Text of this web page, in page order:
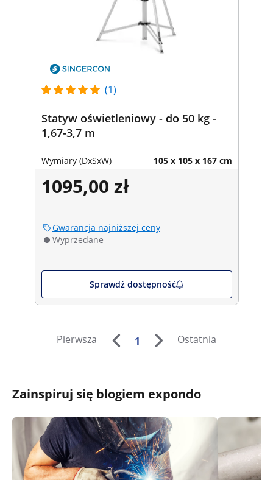
(1)
Statyw oświetleniowy - do 50 kg -
1,67-3,7 m
Wymiary (DxSxW) 105 x 105 x 167 cm
1095,00 zł
Gwarancja najniższej ceny
Wyprzedane
Sprawdź dostępność
Pierwsza 1 Ostatnia
Zainspiruj się blogiem expondo